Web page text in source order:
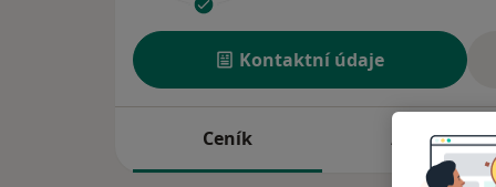
Kontaktní údaje
Ceník Adresy